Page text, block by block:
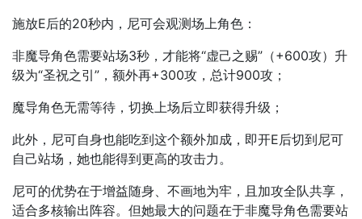
施放E后的20秒内，尼可会观测场上角色：
非魔导角色需要站场3秒，才能将“虚己之赐”（+600攻）升
级为“圣祝之引”，额外再+300攻，总计900攻；
魔导角色无需等待，切换上场后立即获得升级；
此外，尼可自身也能吃到这个额外加成，即开E后切到尼可
自己站场，她也能得到更高的攻击力。
尼可的优势在于增益随身、不画地为牢，且加攻全队共享，
适合多核输出阵容。但她最大的问题在于非魔导角色需要站